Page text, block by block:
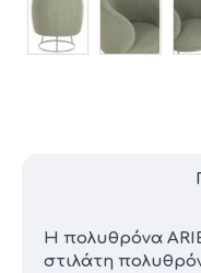
Η πολυθρόνα
στιλάτη